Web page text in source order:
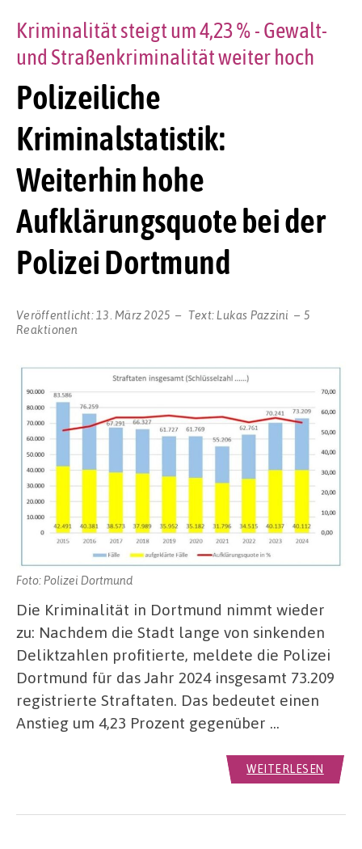
Polizeiliche
Kriminalstatistik:
Weiterhin hohe
Aufklärungsquote bei der
Polizei Dortmund
Kriminalität steigt um 4,23 % - Gewalt-
und Straßenkriminalität weiter hoch
Veröffentlicht: 13. März 2025 Text:Lukas Pazzini
5
Reaktionen
Foto: Polizei Dortmund
Die Kriminalität in Dortmund nimmt wieder
zu: Nachdem die Stadt lange von sinkenden
Deliktzahlen profitierte, meldete die Polizei
Dortmund für das Jahr 2024 insgesamt 73.209
registrierte Straftaten. Das bedeutet einen
Anstieg um 4,23 Prozent gegenüber …
WEITERLESEN